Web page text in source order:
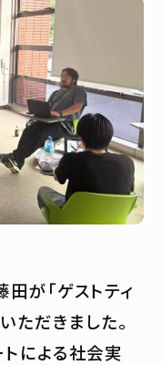
が「ゲストティ
ただきました。
による社会実